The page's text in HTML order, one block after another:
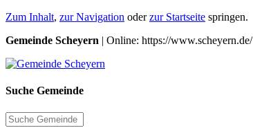
Zum Inhalt, zur Navigation oderzur Startseite springen.
Gemeinde Scheyern | Online: https://www.scheyern.de/
Suche Gemeinde